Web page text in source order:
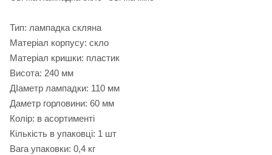
Тип: лампадка скляна
Матеріал корпусу: скло
Матеріал кришки: пластик
Висота: 240 мм
ДІаметр лампадки: 110 мм
Даметр горловини: 60 мм
Колір: в асортименті
Кількість в упаковці: 1 шт
Вага упаковки: 0,4 кг